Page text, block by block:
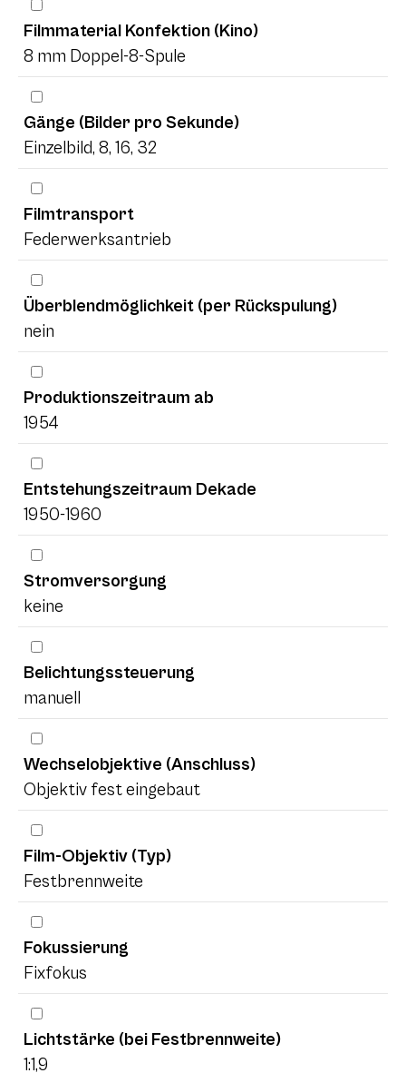
Filmmaterial Konfektion (Kino)
8 mm Doppel-8-Spule
Gänge (Bilder pro Sekunde)
Einzelbild, 8, 16, 32
Filmtransport
Federwerksantrieb
Überblendmöglichkeit (per Rückspulung)
nein
Produktionszeitraum ab
1954
Entstehungszeitraum Dekade
1950-1960
Stromversorgung
keine
Belichtungssteuerung
manuell
Wechselobjektive (Anschluss)
Objektiv fest eingebaut
Film-Objektiv (Typ)
Festbrennweite
Fokussierung
Fixfokus
Lichtstärke (bei Festbrennweite)
1:1,9